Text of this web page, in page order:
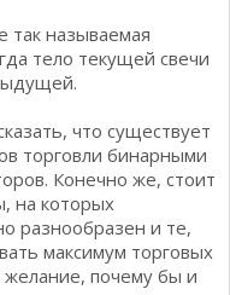
так называемая
тело текущей свечи
что существует
торговли бинарными
Конечно же, стоит
на которых
разнообразен и те,
максимум торговых
желание, почему бы и